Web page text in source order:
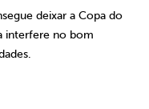
deixar a Copa do
interfere no bom